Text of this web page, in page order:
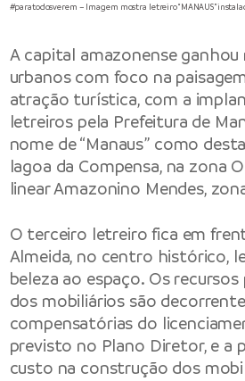
#paratodosverem – Imagem mostra letreiro “MANAUS”
A capital amazonense
urbanos com foco na
atração turística, com a
letreiros pela Prefeitura de
nome de “Manaus” como
lagoa da Compensa, na zona
linear Amazonino Mendes,
O terceiro letreiro fica em
Almeida, no centro histórico,
beleza ao espaço. Os
dos mobiliários são
compensatórias do
previsto no Plano Diretor, e a
custo na construção dos